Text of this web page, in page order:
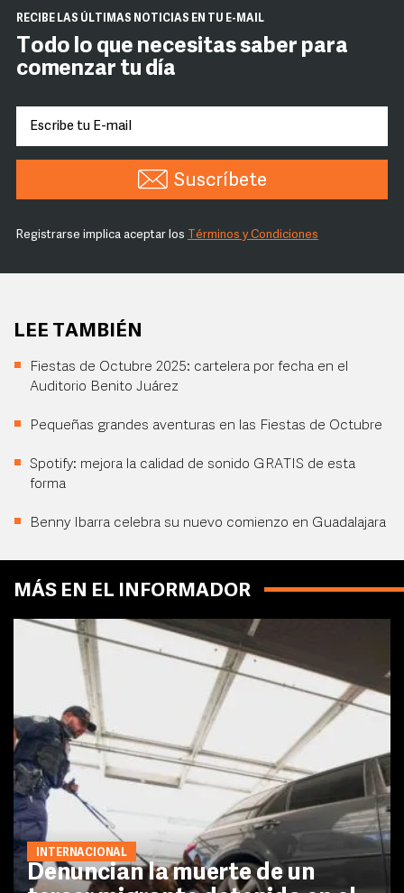
RECIBE LAS ÚLTIMAS NOTICIAS EN TU E-MAIL
Todo lo que necesitas saber para
comenzar tu día
Suscríbete
Registrarse implica aceptar los Términos y Condiciones
LEE TAMBIÉN
Fiestas de Octubre 2025: cartelera por fecha en el
Auditorio Benito Juárez
Pequeñas grandes aventuras en las Fiestas de Octubre
Spotify: mejora la calidad de sonido GRATIS de esta
forma
Benny Ibarra celebra su nuevo comienzo en Guadalajara
MÁS EN EL INFORMADOR
INTERNACIONAL
Denuncian la muerte de un